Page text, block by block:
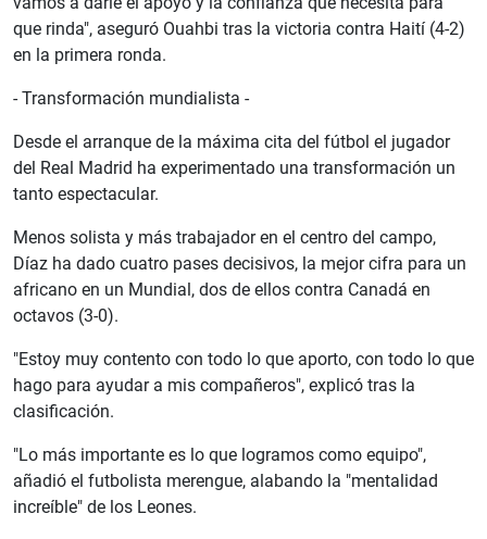
que rinda", aseguró Ouahbi tras la victoria contra Haití (4-2)
en la primera ronda.
- Transformación mundialista -
Desde el arranque de la máxima cita del fútbol el jugador
del Real Madrid ha experimentado una transformación un
tanto espectacular.
Menos solista y más trabajador en el centro del campo,
Díaz ha dado cuatro pases decisivos, la mejor cifra para un
africano en un Mundial, dos de ellos contra Canadá en
octavos (3-0).
"Estoy muy contento con todo lo que aporto, con todo lo que
hago para ayudar a mis compañeros", explicó tras la
clasificación.
"Lo más importante es lo que logramos como equipo",
añadió el futbolista merengue, alabando la "mentalidad
increíble" de los Leones.